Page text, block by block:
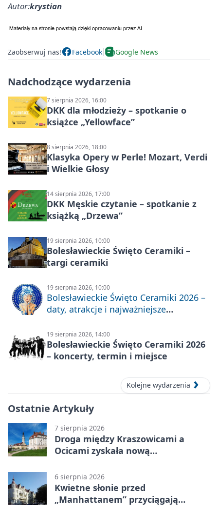
Autor:krystian
Zaobserwuj nas! Facebook Google News
Nadchodzące wydarzenia
7 sierpnia 2026, 16:00
DKK dla młodzieży – spotkanie o
książce „Yellowface”
8 sierpnia 2026, 18:00
Klasyka Opery w Perle! Mozart, Verdi
i Wielkie Głosy
14 sierpnia 2026, 17:00
DKK Męskie czytanie – spotkanie z
książką „Drzewa”
19 sierpnia 2026, 10:00
Bolesławieckie Święto Ceramiki –
targi ceramiki
19 sierpnia 2026, 10:00
Bolesławieckie Święto Ceramiki 2026 –
daty, atrakcje i najważniejsze
19 sierpnia 2026, 14:00
Bolesławieckie Święto Ceramiki 2026
– koncerty, termin i miejsce
Kolejne wydarzenia
Ostatnie Artykuły
7 sierpnia 2026
Droga między Kraszowicami a
Ocicami zyskała nową
6 sierpnia 2026
Kwietne słonie przed
„Manhattanem” przyciągają